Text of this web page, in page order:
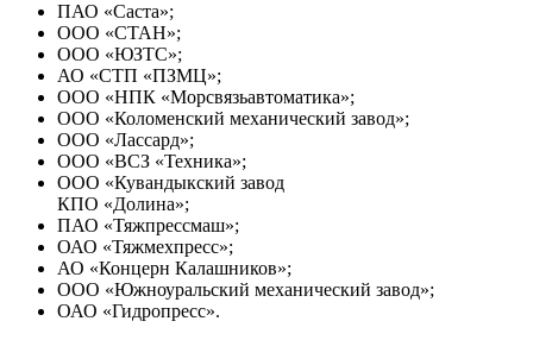
ПАО «Саста»;
ООО «СТАН»;
ООО «ЮЗТС»;
АО «СТП «ПЗМЦ»;
ООО «НПК «Морсвязьавтоматика»;
ООО «Коломенский механический завод»;
ООО «Лассард»;
ООО «ВСЗ «Техника»;
ООО «Кувандыкский завод
КПО «Долина»;
ПАО «Тяжпрессмаш»;
ОАО «Тяжмехпресс»;
АО «Концерн Калашников»;
ООО «Южноуральский механический завод»;
ОАО «Гидропресс».